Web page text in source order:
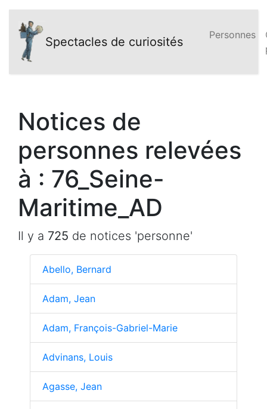
Spectacles de curiosités Personnes
Notices de
personnes relevées
à : 76_Seine-
Maritime_AD
Il y a 725 de notices 'personne'
Abello, Bernard
Adam, Jean
Adam, François-Gabriel-Marie
Advinans, Louis
Agasse, Jean